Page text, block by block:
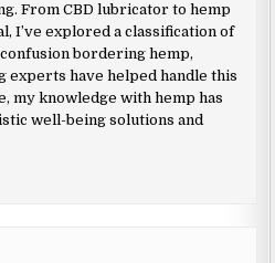
From CBD lubricator to hemp
I’ve explored a classification of
bordering hemp,
experts have helped handle this
my knowledge with hemp has
well-being solutions and